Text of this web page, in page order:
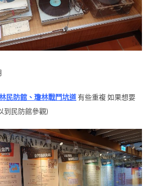
民防館、瓊林戰鬥坑道有些重複 如果想要
到民防館參觀)